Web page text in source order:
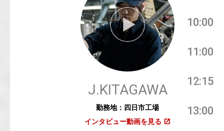
J.KITAGAWA
勤務地：四日市工場
インタビュー動画を見る
10:00
11:00
12:15
13:00